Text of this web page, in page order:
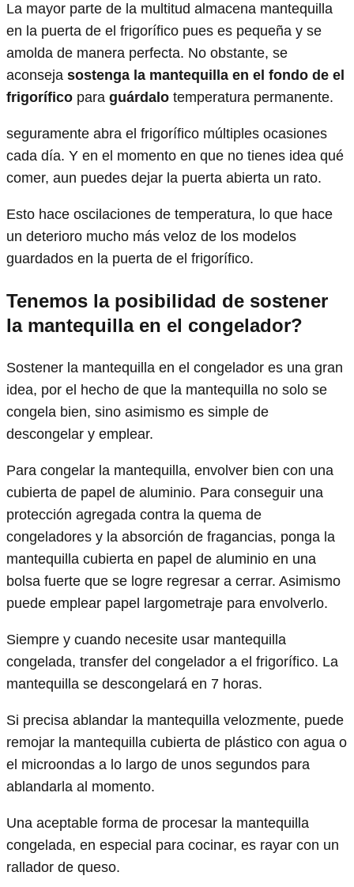
La mayor parte de la multitud almacena mantequilla
en la puerta de el frigorífico pues es pequeña y se
amolda de manera perfecta. No obstante, se
aconseja sostenga la mantequilla en el fondo de el
frigorífico para guárdalo temperatura permanente.
seguramente abra el frigorífico múltiples ocasiones
cada día. Y en el momento en que no tienes idea qué
comer, aun puedes dejar la puerta abierta un rato.
Esto hace oscilaciones de temperatura, lo que hace
un deterioro mucho más veloz de los modelos
guardados en la puerta de el frigorífico.
Tenemos la posibilidad de sostener
la mantequilla en el congelador?
Sostener la mantequilla en el congelador es una gran
idea, por el hecho de que la mantequilla no solo se
congela bien, sino asimismo es simple de
descongelar y emplear.
Para congelar la mantequilla, envolver bien con una
cubierta de papel de aluminio. Para conseguir una
protección agregada contra la quema de
congeladores y la absorción de fragancias, ponga la
mantequilla cubierta en papel de aluminio en una
bolsa fuerte que se logre regresar a cerrar. Asimismo
puede emplear papel largometraje para envolverlo.
Siempre y cuando necesite usar mantequilla
congelada, transfer del congelador a el frigorífico. La
mantequilla se descongelará en 7 horas.
Si precisa ablandar la mantequilla velozmente, puede
remojar la mantequilla cubierta de plástico con agua o
el microondas a lo largo de unos segundos para
ablandarla al momento.
Una aceptable forma de procesar la mantequilla
congelada, en especial para cocinar, es rayar con un
rallador de queso.